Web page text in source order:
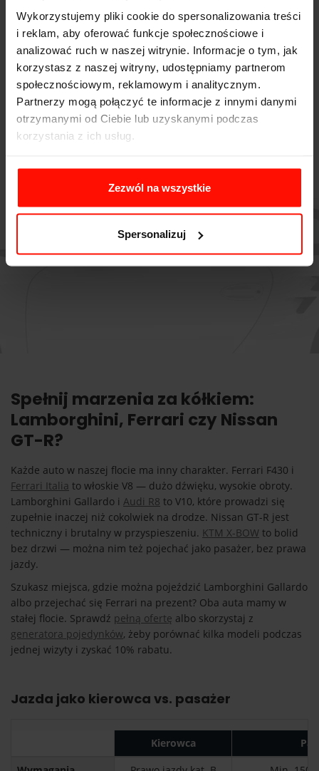
Wykorzystujemy pliki cookie do spersonalizowania treści
i reklam, aby oferować funkcje społecznościowe i
analizować ruch w naszej witrynie. Informacje o tym, jak
korzystasz z naszej witryny, udostępniamy partnerom
społecznościowym, reklamowym i analitycznym.
Partnerzy mogą połączyć te informacje z innymi danymi
otrzymanymi od Ciebie lub uzyskanymi podczas
korzystania z ich usług.
Zezwól na wszystkie
Spersonalizuj
Bardzo przystępne ceny i duży wybór sportowych
samochodów. Polecili mi Was znajomi i nie żałuję.
Znalazłam super prezent!
Spełnij marzenia za kółkiem:
Lamborghini, Ferrari czy Nissan
GT-R?
Każde auto w naszej flocie ma inny charakter. Ferrari F430 i
Ferrari Italia to włoskie V8 — dużo dźwięku, wysokie obroty.
Lamborghini Gallardo i Audi R8 to V10, które prowadzi się
zupełnie inaczej niż cokolwiek na drodze. Nissan GT-R jest
techniczny i brutalny w przyspieszeniu. KTM X-BOW to bolid
bez drzwi — można nim też pojechać jako pasażer, bez prawa
jazdy.
Szukasz miejsca, gdzie można pojeździć Lamborghini Gallardo
albo przejechać się Ferrari na prezent? Oba auta mamy w
stałej flocie. Sprawdź pełną ofertę albo skorzystaj z
generatora pojedynków, żeby porównać kilka modeli podczas
jednej wizyty i zyskać 10% rabatu.
Jazda jako kierowca vs. pasażer
Kierowca